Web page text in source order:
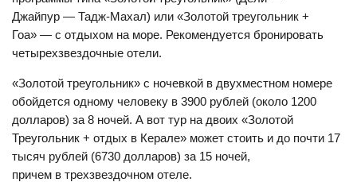
Джайпур — Тадж-Махал) или «Золотой треугольник +
Гоа» — с отдыхом на море. Рекомендуется бронировать
четырехзвездочные отели.
«Золотой треугольник» с ночевкой в двухместном номере
обойдется одному человеку в 3900 рублей (около 1200
долларов) за 8 ночей. А вот тур на двоих «Золотой
Треугольник + отдых в Керале» может стоить и до почти 17
тысяч рублей (6730 долларов) за 15 ночей,
причем в трехзвездочном отеле.